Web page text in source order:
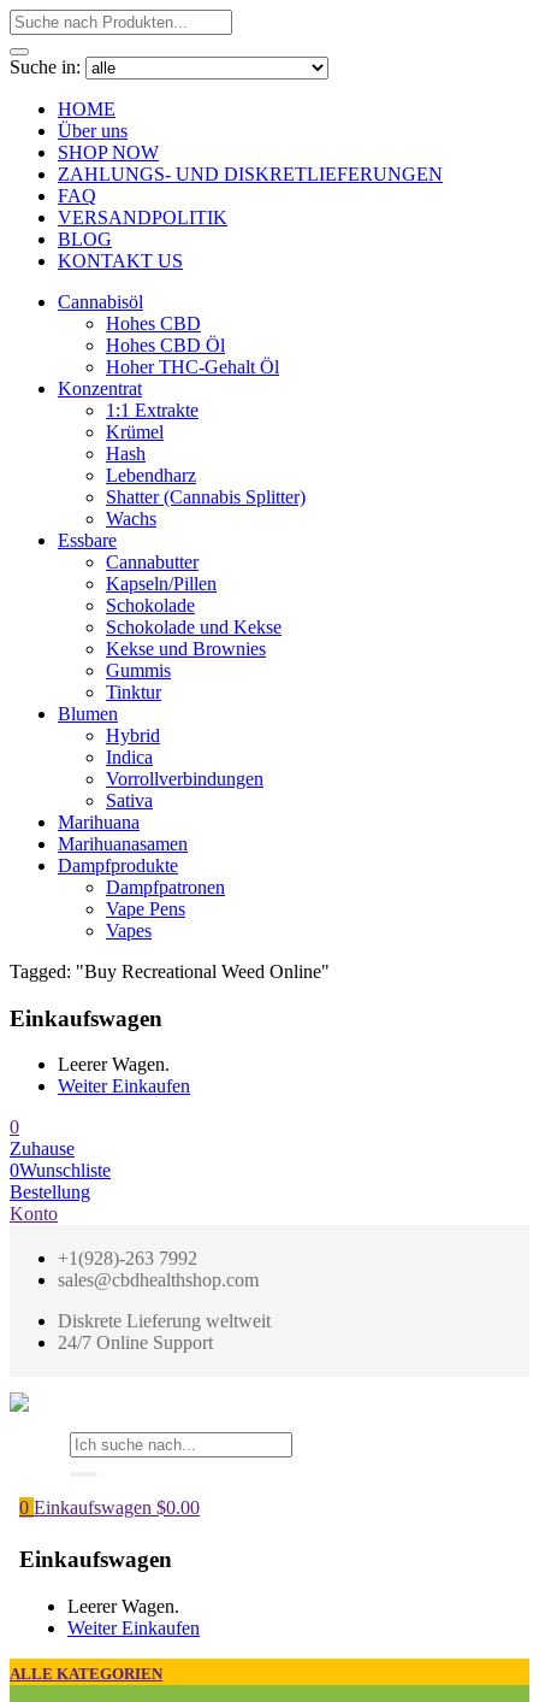
Suche in:
HOME
Über uns
SHOP NOW
ZAHLUNGS- UND DISKRETLIEFERUNGEN
FAQ
VERSANDPOLITIK
BLOG
KONTAKT US
Cannabisöl
Hohes CBD
Hohes CBD Öl
Hoher THC-Gehalt Öl
Konzentrat
1:1 Extrakte
Krümel
Hash
Lebendharz
Shatter (Cannabis Splitter)
Wachs
Essbare
Cannabutter
Kapseln/Pillen
Schokolade
Schokolade und Kekse
Kekse und Brownies
Gummis
Tinktur
Blumen
Hybrid
Indica
Vorrollverbindungen
Sativa
Marihuana
Marihuanasamen
Dampfprodukte
Dampfpatronen
Vape Pens
Vapes
Tagged: "Buy Recreational Weed Online"
Einkaufswagen
Leerer Wagen.
Weiter Einkaufen
0
Zuhause
0Wunschliste
Bestellung
Konto
+1(928)-263 7992
sales@cbdhealthshop.com
Diskrete Lieferung weltweit
24/7 Online Support
0 Einkaufswagen $0.00
Einkaufswagen
Leerer Wagen.
Weiter Einkaufen
ALLE KATEGORIEN